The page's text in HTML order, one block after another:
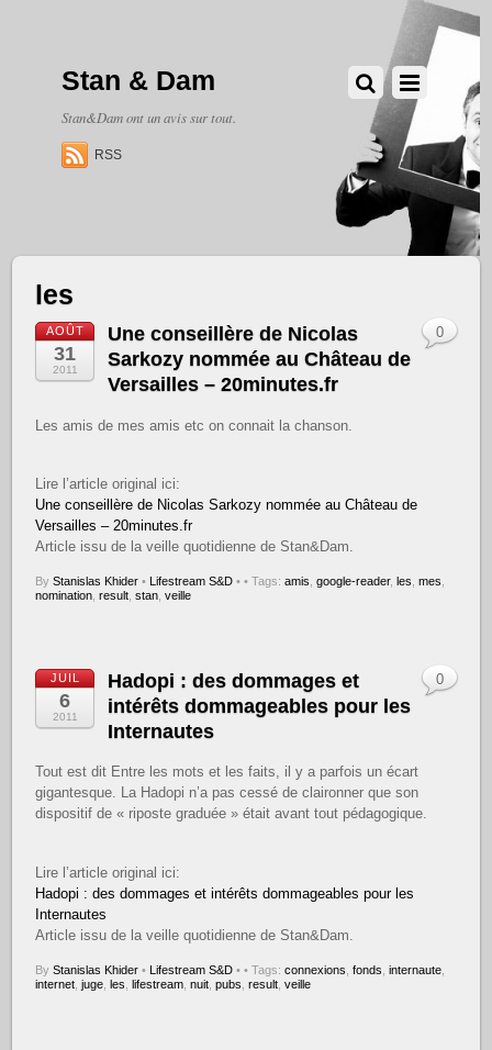
Stan & Dam
Stan&Dam ont un avis sur tout.
RSS
les
AOÛT
31
2011
Une conseillère de Nicolas
Sarkozy nommée au Château de
Versailles – 20minutes.fr
Les amis de mes amis etc on connait la chanson.
Lire l’article original ici:
Une conseillère de Nicolas Sarkozy nommée au Château de
Versailles – 20minutes.fr
Article issu de la veille quotidienne de Stan&Dam.
ByStanislas Khider • Lifestream S&D •
0
• Tags:amis ,google-reader,les ,mes
nomination ,result ,stan ,veille
JUIL
6
2011
Hadopi : des dommages et
intérêts dommageables pour les
Internautes
Tout est dit Entre les mots et les faits, il y a parfois un écart
gigantesque. La Hadopi n’a pas cessé de claironner que son
dispositif de « riposte graduée » était avant tout pédagogique.
Lire l’article original ici:
Hadopi : des dommages et intérêts dommageables pour les
Internautes
Article issu de la veille quotidienne de Stan&Dam.
ByStanislas Khider • Lifestream S&D •
0
• Tags:connexions ,fonds ,internaute
internet ,juge ,les ,lifestream ,nuit ,pubs ,result ,veille